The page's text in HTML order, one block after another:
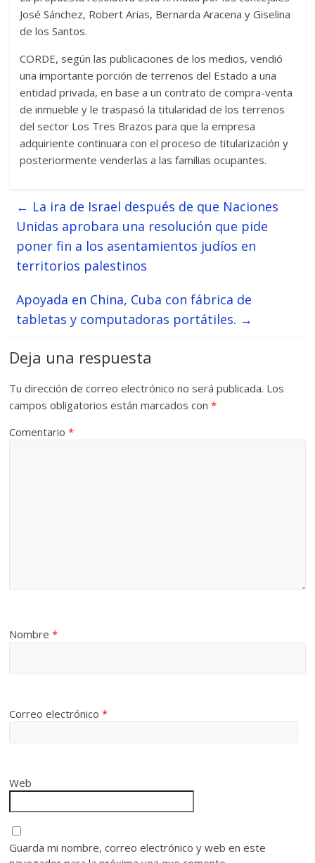
José Sánchez, Robert Arias, Bernarda Aracena y Giselina
de los Santos.
CORDE, según las publicaciones de los medios, vendió
una importante porción de terrenos del Estado a una
entidad privada, en base a un contrato de compra-venta
de inmueble y le traspasó la titularidad de los terrenos
del sector Los Tres Brazos para que la empresa
adquiriente continuara con el proceso de titularización y
posteriormente venderlas a las familias ocupantes.
← La ira de Israel después de que Naciones
Unidas aprobara una resolución que pide
poner fin a los asentamientos judíos en
territorios palestinos
Apoyada en China, Cuba con fábrica de
tabletas y computadoras portátiles. →
Deja una respuesta
Tu dirección de correo electrónico no será publicada. Los
campos obligatorios están marcados con*
Comentario*
Nombre*
Correo electrónico*
Web
Guarda mi nombre, correo electrónico y web en este